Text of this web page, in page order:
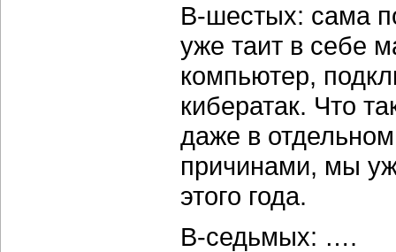
В-шестых: сама
уже таит в себе
компьютер,
кибератак. Что
даже в
причинами, мы
этого года.
В-седьмых: ….